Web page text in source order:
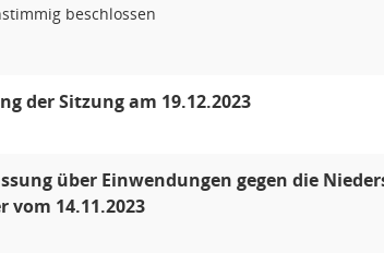
beschlossen
der Sitzung am 19.12.2023
über Einwendungen gegen die
vom 14.11.2023